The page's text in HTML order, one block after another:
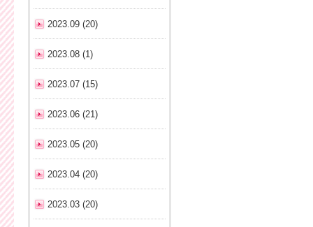
2023.09 (20)
2023.08 (1)
2023.07 (15)
2023.06 (21)
2023.05 (20)
2023.04 (20)
2023.03 (20)